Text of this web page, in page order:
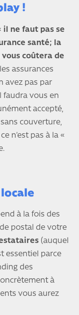
!
il ne faut pas se
santé; la
vous coûtera de
assurances
avez pas par
faudra vous en
accepté,
couverture,
n’est pas à la «
à la fois des
postal de votre
(auquel
essentiel parce
des
à
vous aurez